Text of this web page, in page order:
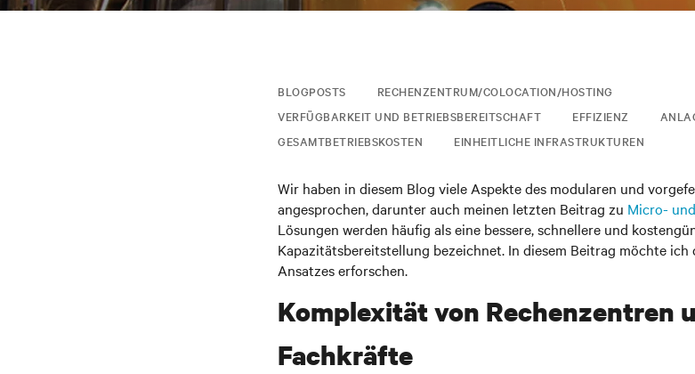
BLOGPOSTS
RECHENZENTRUM/COLOCATION/HOSTING
VERFÜGBARKEIT UND BETRIEBSBEREITSCHAFT
EFFIZIENZ
GESAMTBETRIEBSKOSTEN
EINHEITLICHE INFRASTRUKTUREN
Wir haben in diesem Blog viele Aspekte des modularen und
angesprochen, darunter auch meinen letzten Beitrag zu Micro-
Lösungen werden häufig als eine bessere, schnellere und
Kapazitätsbereitstellung bezeichnet. In diesem Beitrag möchte ich
Ansatzes erforschen.
Komplexität von Rechenzentren
Fachkräfte